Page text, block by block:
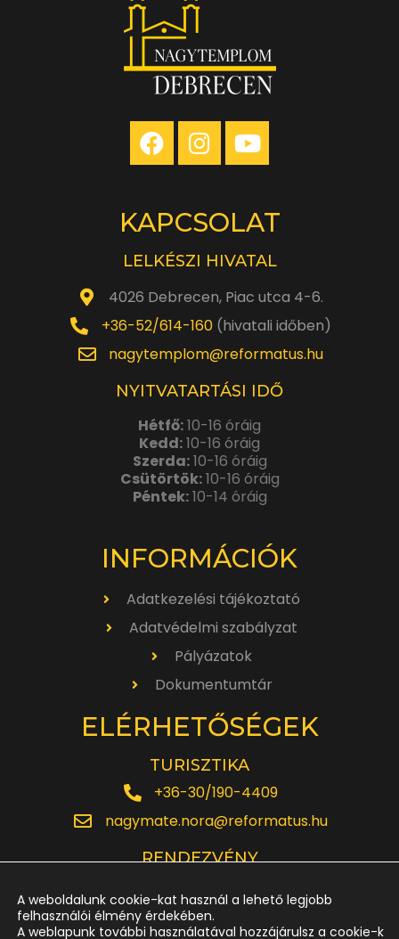
KAPCSOLAT
LELKÉSZI HIVATAL
4026 Debrecen, Piac utca 4-6.
+36-52/614-160(hivatali időben)
nagytemplom@reformatus.hu
NYITVATARTÁSI IDŐ
Hétfő:10-16 óráig
Kedd:10-16 óráig
Szerda:10-16 óráig
Csütörtök:10-16 óráig
Péntek:10-14 óráig
INFORMÁCIÓK
Adatkezelési tájékoztató
Adatvédelmi szabályzat
Pályázatok
Dokumentumtár
ELÉRHETŐSÉGEK
TURISZTIKA
+36-30/190-4409
nagymate.nora@reformatus.hu
RENDEZVÉNY
rendezveny.nagytemplom@reformatus.hu
A weboldalunk cookie-kat használ a lehető legjobb
felhasználói élmény érdekében.
A weblapunk további használatával hozzájárulsz a cookie-k